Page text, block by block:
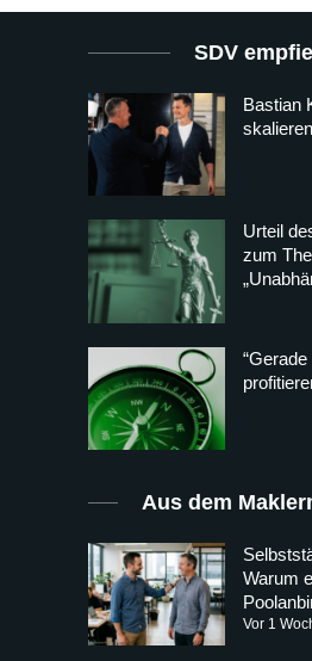
SDV
Bastian
Urteil
zum
Aus dem
Warum
Vor 1